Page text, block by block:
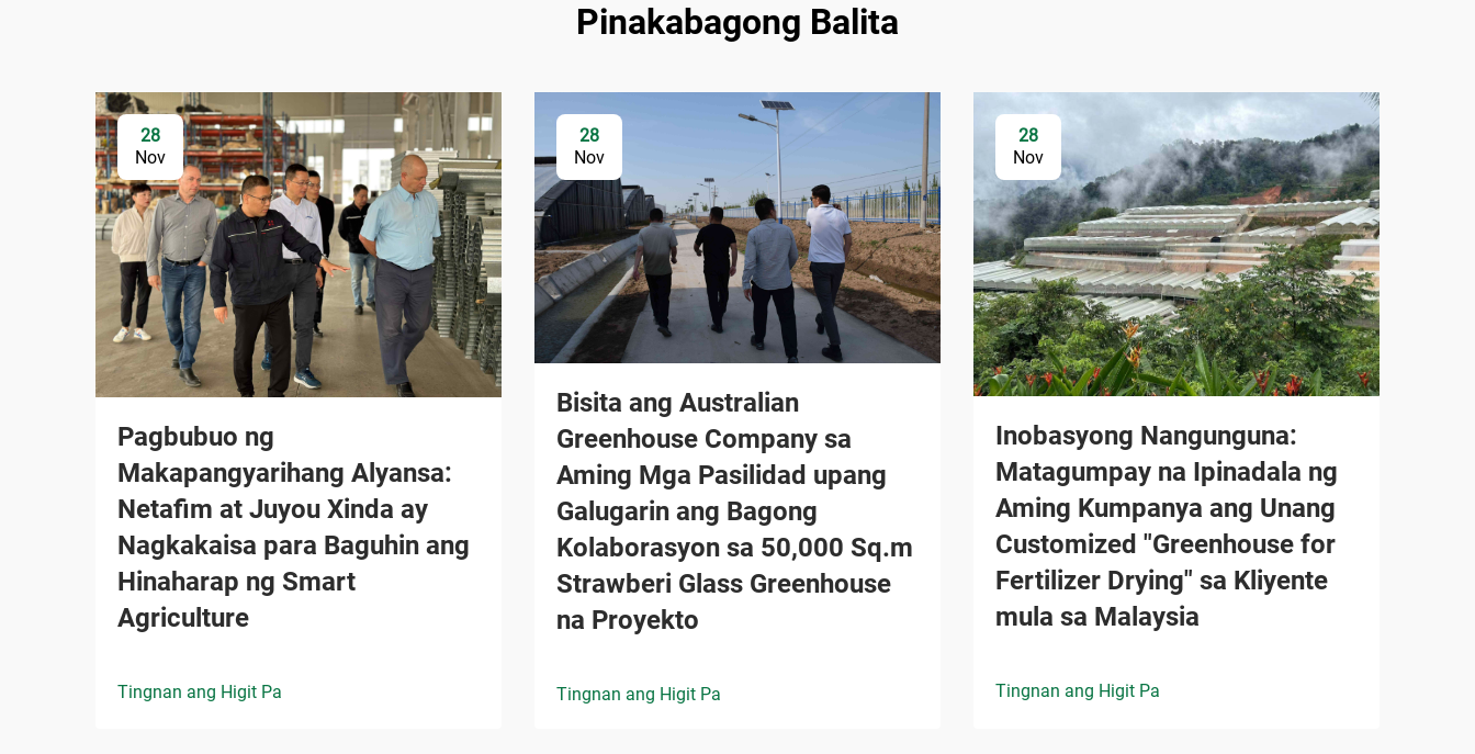
Pinakabagong Balita
28
Nov
Pagbubuo ng
Makapangyarihang Alyansa:
Netafim at Juyou Xinda ay
Nagkakaisa para Baguhin ang
Hinaharap ng Smart
Agriculture
Tingnan ang Higit Pa
28
Nov
Bisita ang Australian
Greenhouse Company sa
Aming Mga Pasilidad upang
Galugarin ang Bagong
Kolaborasyon sa 50,000 Sq.m
Strawberi Glass Greenhouse
na Proyekto
Tingnan ang Higit Pa
28
Nov
Inobasyong Nangunguna:
Matagumpay na Ipinadala ng
Aming Kumpanya ang Unang
Customized "Greenhouse for
Fertilizer Drying" sa Kliyente
mula sa Malaysia
Tingnan ang Higit Pa